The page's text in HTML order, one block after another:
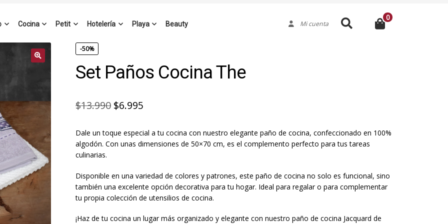
Cocina Petit Hotelería Playa Beauty Mi cuenta Buscar 0
-50%
Set Paños Cocina The
$13.990 El
original
$6.995El
actual
Dale un toque especial a tu cocina con nuestro elegante paño de cocina, confeccionado en 100%
algodón. Con unas dimensiones de 50×70 cm, es el complemento perfecto para tus tareas
culinarias.
Disponible en una variedad de colores y patrones, este paño de cocina no solo es funcional, sino
también una excelente opción decorativa para tu hogar. Ideal para regalar o para complementar
tu propia colección de utensilios de cocina.
¡Haz de tu cocina un lugar más organizado y elegante con nuestro paño de cocina Jacquard de